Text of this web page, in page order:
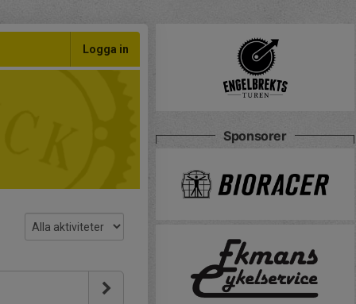
Logga in
Sponsorer